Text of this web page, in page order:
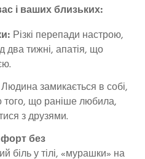
і ваших близьких:
Різкі перепади настрою,
тижні, апатія, що
Людина замикається в собі,
того, що раніше любила,
з друзями.
без
біль у тілі, «мурашки» на